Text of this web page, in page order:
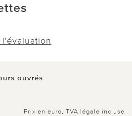
ouvrés
Prix en euro, TVA légale incluse